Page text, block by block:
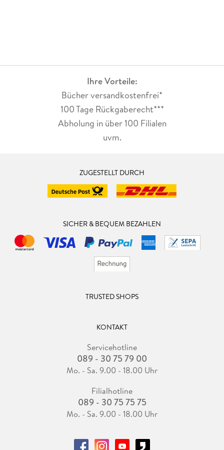
Ihre Vorteile:
Bücher versandkostenfrei*
100 Tage Rückgaberecht***
Abholung in über 100 Filialen
uvm.
ZUGESTELLT DURCH
SICHER & BEQUEM BEZAHLEN
TRUSTED SHOPS
KONTAKT
Servicehotline
089 - 30 75 79 00
Mo. - Sa. 9.00 - 18.00 Uhr
Filialhotline
089 - 30 75 75 75
Mo. - Sa. 9.00 - 18.00 Uhr